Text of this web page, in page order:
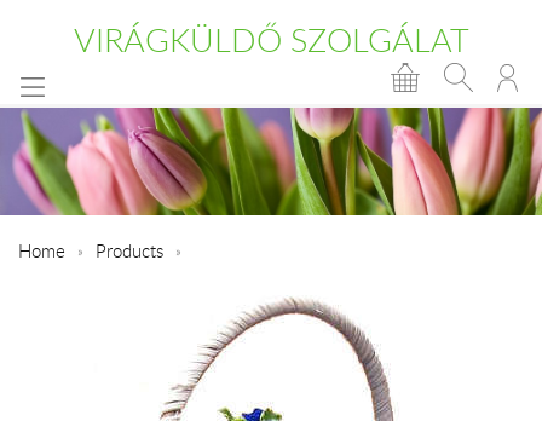
VIRÁGKÜLDŐ SZOLGÁLAT
Home Products